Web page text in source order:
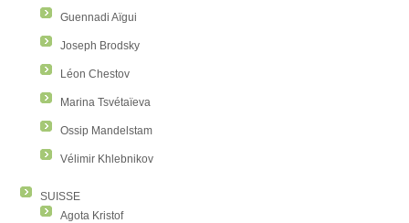
Guennadi Aïgui
Joseph Brodsky
Léon Chestov
Marina Tsvétaïeva
Ossip Mandelstam
Vélimir Khlebnikov
SUISSE
Agota Kristof